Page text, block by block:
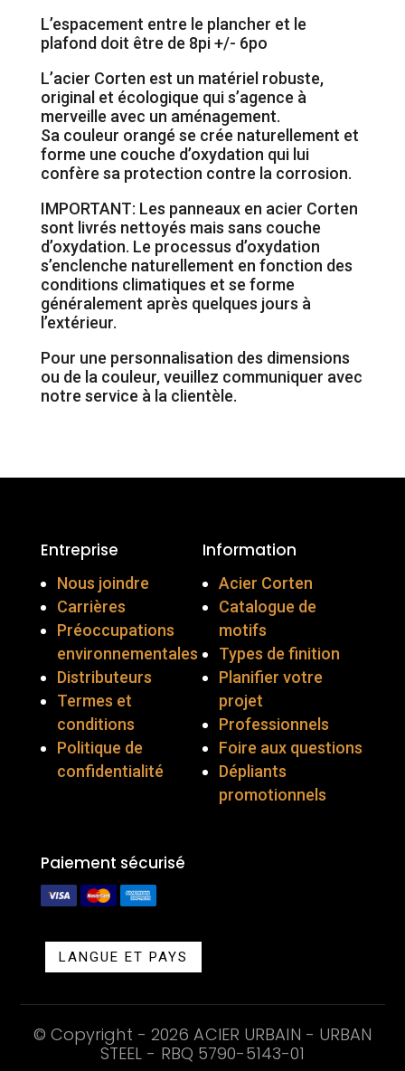
L’espacement entre le plancher et le
plafond doit être de 8pi +/- 6po
L’acier Corten est un matériel robuste,
original et écologique qui s’agence à
merveille avec un aménagement.
Sa couleur orangé se crée naturellement et
forme une couche d’oxydation qui lui
confère sa protection contre la corrosion.
IMPORTANT: Les panneaux en acier Corten
sont livrés nettoyés mais sans couche
d’oxydation. Le processus d’oxydation
s’enclenche naturellement en fonction des
conditions climatiques et se forme
généralement après quelques jours à
l’extérieur.
Pour une personnalisation des dimensions
ou de la couleur, veuillez communiquer avec
notre service à la clientèle.
Entreprise
Nous joindre
Carrières
Préoccupations
environnementales
Distributeurs
Termes et
conditions
Politique de
confidentialité
Information
Acier Corten
Catalogue de
motifs
Types de finition
Planifier votre
projet
Professionnels
Foire aux questions
Dépliants
promotionnels
Paiement sécurisé
LANGUE ET PAYS
© Copyright - 2026 ACIER URBAIN - URBAN
STEEL - RBQ 5790-5143-01